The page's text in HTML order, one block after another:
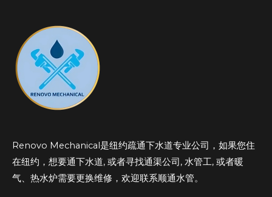
Renovo Mechanical是纽约疏通下水道专业公司，如果您住
在纽约，想要通下水道, 或者寻找通渠公司, 水管工, 或者暖
气、热水炉需要更换维修，欢迎联系顺通水管。